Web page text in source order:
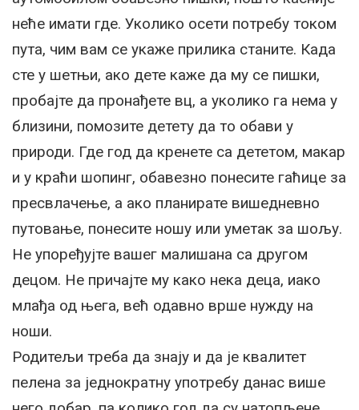
неће имати где. Уколико осети потребу током
пута, чим вам се укаже прилика станите. Када
сте у шетњи, ако дете каже да му се пишки,
пробајте да пронађете вц, а уколико га нема у
близини, помозите детету да то обави у
природи. Где год да кренете са дететом, макар
и у краћи шопинг, обавезно понесите гаћице за
пресвлачење, а ако планирате вишедневно
путовање, понесите ношу или уметак за шољу.
Не упоређујте вашег малишана са другом
децом. Не причајте му како нека деца, иако
млађа од њега, већ одавно врше нужду на
ноши.
Родитељи треба да знају и да је квалитет
пелена за једнократну употребу данас више